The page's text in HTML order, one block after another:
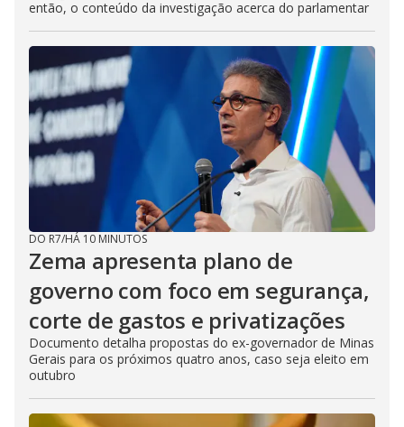
então, o conteúdo da investigação acerca do parlamentar
DO R7/HÁ 10 MINUTOS
Zema apresenta plano de
governo com foco em segurança,
corte de gastos e privatizações
Documento detalha propostas do ex-governador de Minas
Gerais para os próximos quatro anos, caso seja eleito em
outubro